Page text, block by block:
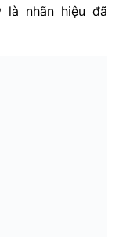
là nhãn hiệu đã